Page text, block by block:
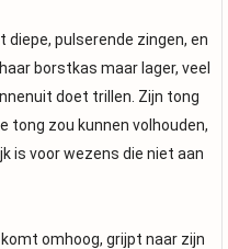
diepe, pulserende zingen, en
borstkas maar lager, veel
doet trillen. Zijn tong
tong zou kunnen volhouden,
is voor wezens die niet aan
omhoog, grijpt naar zijn